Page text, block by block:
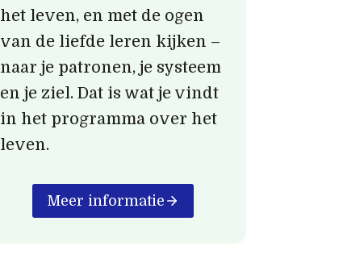
het leven, en met de ogen
van de liefde leren kijken –
naar je patronen, je systeem
en je ziel. Dat is wat je vindt
in het programma over het
leven.
Meer informatie